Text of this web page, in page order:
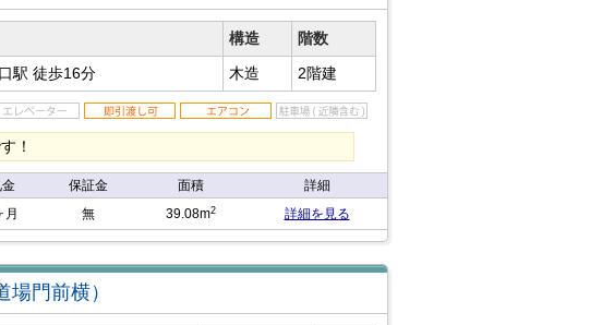
構造
階数
駅 徒歩16分 木造 2階建
！
保証金 面積
詳細
月 無 39.08m2 詳細を見る
門前横）